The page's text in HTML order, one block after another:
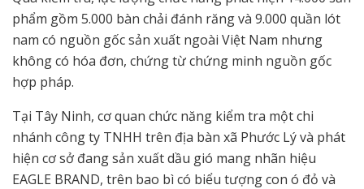
phẩm gồm 5.000 bàn chải đánh răng và 9.000 quần lót
nam có nguồn gốc sản xuất ngoài Việt Nam nhưng
không có hóa đơn, chứng từ chứng minh nguồn gốc
hợp pháp.
Tại Tây Ninh, cơ quan chức năng kiểm tra một chi
nhánh công ty TNHH trên địa bàn xã Phước Lý và phát
hiện cơ sở đang sản xuất dầu gió mang nhãn hiệu
EAGLE BRAND, trên bao bì có biểu tượng con ó đỏ và